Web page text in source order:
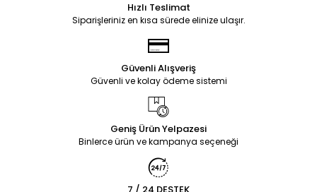
Hızlı Teslimat
Siparişleriniz en kısa sürede elinize ulaşır.
Güvenli Alışveriş
Güvenli ve kolay ödeme sistemi
Geniş Ürün Yelpazesi
Binlerce ürün ve kampanya seçeneği